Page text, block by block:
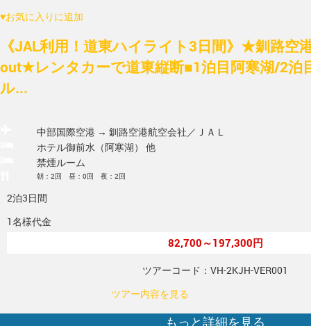
♥お気に入りに追加
《JAL利用！道東ハイライト3日間》★釧路空
out★レンタカーで道東縦断■1泊目阿寒湖/2泊
ル...
中部国際空港 → 釧路空港航空会社／ＪＡＬ
ホテル御前水（阿寒湖） 他
禁煙ルーム
朝：2回 昼：0回 夜：2回
2泊3日間
1名様代金
82,700～197,300円
ツアーコード：VH-2KJH-VER001
ツアー内容を見る
もっと詳細を見る